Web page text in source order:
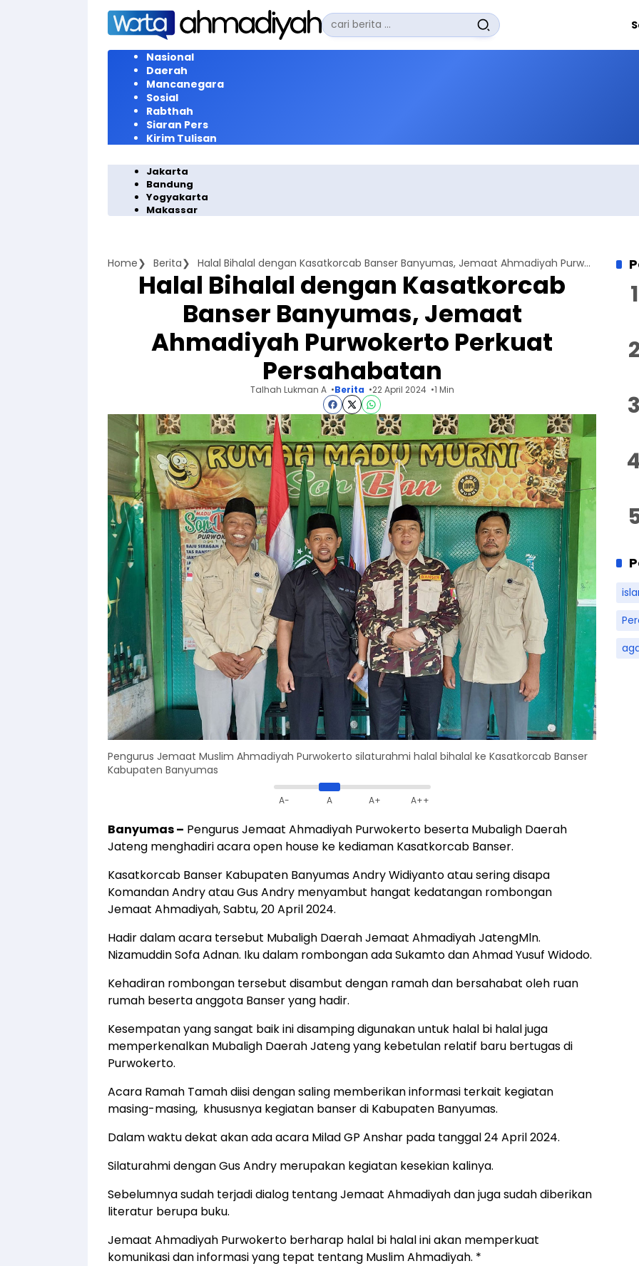
Langsung
konten
Pencarian
untuk:
Nasional
Daerah
Mancanegara
Sosial
Rabthah
Siaran Pers
Kirim Tulisan
Jakarta
Bandung
Yogyakarta
Makassar
Home Berita Halal Bihalal dengan Kasatkorcab Banser Banyumas, Jemaat Ahmadiyah Purwokerto Perkuat Persahabatan
Halal Bihalal dengan Kasatkorcab
Banser Banyumas, Jemaat
Ahmadiyah Purwokerto Perkuat
Persahabatan
Talhah Lukman A Berita 22 April 2024 1 Min
Pengurus Jemaat Muslim Ahmadiyah Purwokerto silaturahmi halal bihalal ke Kasatkorcab Banser
Kabupaten Banyumas
A- A A+ A++
Banyumas – Pengurus Jemaat Ahmadiyah Purwokerto beserta Mubaligh Daerah
Jateng menghadiri acara open house ke kediaman Kasatkorcab Banser.
Kasatkorcab Banser Kabupaten Banyumas Andry Widiyanto atau sering disapa
Komandan Andry atau Gus Andry menyambut hangat kedatangan rombongan
Jemaat Ahmadiyah, Sabtu, 20 April 2024.
Hadir dalam acara tersebut Mubaligh Daerah Jemaat Ahmadiyah JatengMln.
Nizamuddin Sofa Adnan. Iku dalam rombongan ada Sukamto dan Ahmad Yusuf Widodo.
Kehadiran rombongan tersebut disambut dengan ramah dan bersahabat oleh ruan
rumah beserta anggota Banser yang hadir.
Kesempatan yang sangat baik ini disamping digunakan untuk halal bi halal juga
memperkenalkan Mubaligh Daerah Jateng yang kebetulan relatif baru bertugas di
Purwokerto.
Acara Ramah Tamah diisi dengan saling memberikan informasi terkait kegiatan
masing-masing, khususnya kegiatan banser di Kabupaten Banyumas.
Dalam waktu dekat akan ada acara Milad GP Anshar pada tanggal 24 April 2024.
Silaturahmi dengan Gus Andry merupakan kegiatan kesekian kalinya.
Sebelumnya sudah terjadi dialog tentang Jemaat Ahmadiyah dan juga sudah diberikan
literatur berupa buku.
Jemaat Ahmadiyah Purwokerto berharap halal bi halal ini akan memperkuat
komunikasi dan informasi yang tepat tentang Muslim Ahmadiyah. *